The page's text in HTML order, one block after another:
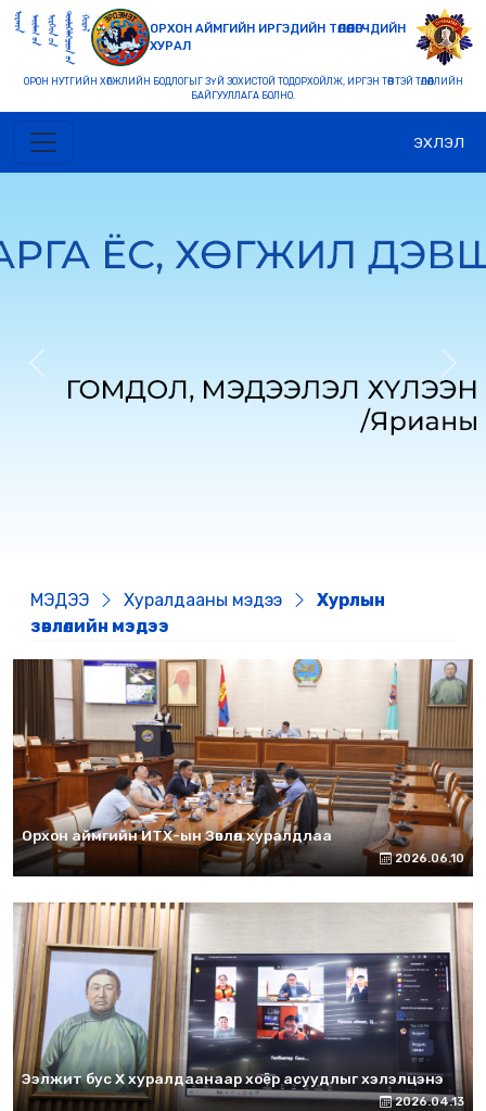
ОРХОН АЙМГИЙН ИРГЭДИЙН ТӨЛӨӨЛӨГЧДИЙН
ХУРАЛ
ОРОН НУТГИЙН ХӨГЖЛИЙН БОДЛОГЫГ ЗҮЙ ЗОХИСТОЙ ТОДОРХОЙЛЖ, ИРГЭН ТӨВТЭЙ ТӨЛӨӨЛЛИЙН
БАЙГУУЛЛАГА БОЛНО.
ЭХЛЭЛ
Previous Next
МЭДЭЭ Хуралдааны мэдээ
Хурлын
зөвлөлийн мэдээ
Орхон аймгийн ИТХ-ын Зөвлөл хуралдлаа
2026.06.10
Ээлжит бус X хуралдаанаар хоёр асуудлыг хэлэлцэнэ
2026.04.13